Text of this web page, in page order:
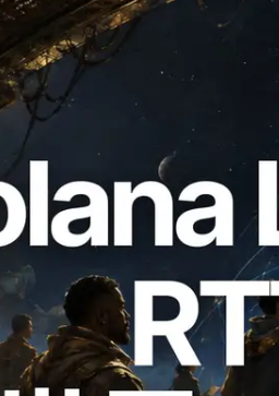
Slot APIを世界7
計測に拡張—
APIも公開